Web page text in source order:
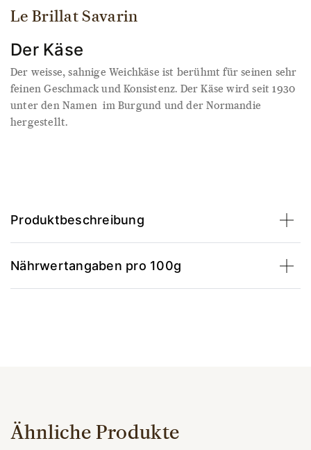
Le Brillat Savarin
Der Käse
Der weisse, sahnige Weichkäse ist berühmt für seinen sehr
feinen Geschmack und Konsistenz. Der Käse wird seit 1930
unter den Namen im Burgund und der Normandie
hergestellt.
Produktbeschreibung
Nährwertangaben pro 100g
Ähnliche Produkte